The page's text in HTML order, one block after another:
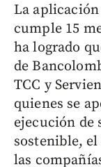
La aplicación
cumple 15
ha logrado
de
TCC y
quienes se
ejecución de
sostenible,
las